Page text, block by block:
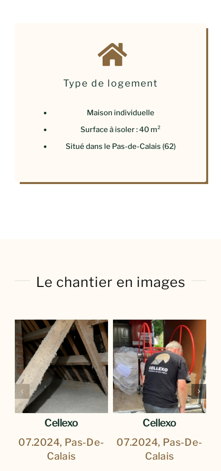
Type de logement
Maison individuelle​
Surface à isoler : 40 m²​
Situé dans le Pas-de-Calais (62)​
Le chantier en images
Cellexo
07.2024, Pas-De-
Calais
Cellexo
07.2024, Pas-De-
Calais